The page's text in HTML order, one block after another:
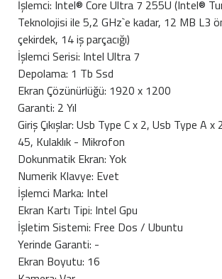
İşlemci: Intel® Core Ultra 7 255U (Intel®
Teknolojisi ile 5,2 GHz`e kadar, 12 MB L3
çekirdek, 14 iş parçacığı)
İşlemci Serisi: Intel Ultra 7
Depolama: 1 Tb Ssd
Ekran Çözünürlüğü: 1920 x 1200
Garanti: 2 Yıl
Giriş Çıkışlar: Usb Type C x 2, Usb Type A
45, Kulaklık - Mikrofon
Dokunmatik Ekran: Yok
Numerik Klavye: Evet
İşlemci Marka: Intel
Ekran Kartı Tipi: Intel Gpu
İşletim Sistemi: Free Dos / Ubuntu
Yerinde Garanti: -
Ekran Boyutu: 16